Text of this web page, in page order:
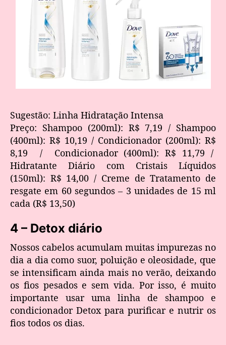
Sugestão: Linha Hidratação Intensa
Preço: Shampoo (200ml): R$ 7,19 / Shampoo
(400ml): R$ 10,19 / Condicionador (200ml): R$
8,19 / Condicionador (400ml): R$ 11,79 /
Hidratante Diário com Cristais Líquidos
(150ml): R$ 14,00 / Creme de Tratamento de
resgate em 60 segundos – 3 unidades de 15 ml
cada (R$ 13,50)
4 – Detox diário
Nossos cabelos acumulam muitas impurezas no
dia a dia como suor, poluição e oleosidade, que
se intensificam ainda mais no verão, deixando
os fios pesados e sem vida. Por isso, é muito
importante usar uma linha de shampoo e
condicionador Detox para purificar e nutrir os
fios todos os dias.